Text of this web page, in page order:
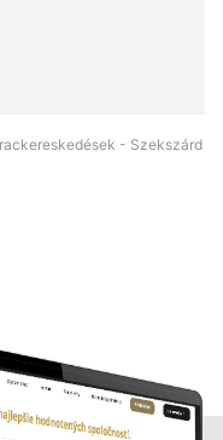
- Szekszárd